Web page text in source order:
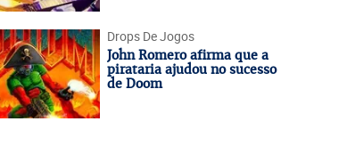
Drops De Jogos
John Romero afirma que a
pirataria ajudou no sucesso
de Doom